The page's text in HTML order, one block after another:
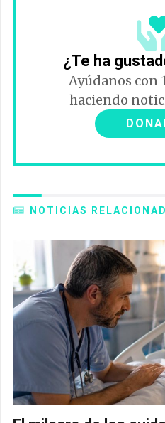
¿Te ha
Ayúdanos con
haciendo
NOTICIAS